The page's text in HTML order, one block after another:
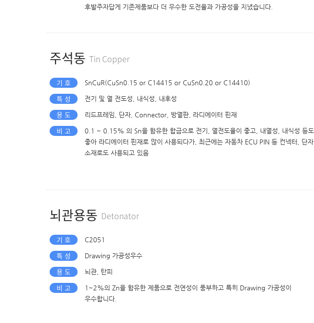
후발주자답게 기존제품보다 더 우수한 도전율과 가공성을 지녔습니다.
주석동 Tin Copper
기 호 SnCuR(CuSn0.15 or C14415 or CuSn0.20 or C14410)
특 성 전기 및 열 전도성, 내식성, 내후성
용 도 리드프레임, 단자, Connector, 방열판, 라디에이터 핀재
비 고
0.1 ~ 0.15% 의 Sn을 함유한 합금으로 전기, 열전도율이 좋고, 내열성, 내식성 등도
좋아 라디에이터 핀재로 많이 사용되다가, 최근에는 자동차 ECU PIN 등 컨넥터, 단자
소재로도 사용되고 있음
뇌관용동 Detonator
기 호 C2051
특 성 Drawing 가공성우수
용 도 뇌관, 탄피
비 고
1~2%의 Zn을 함유한 제품으로 전연성이 풍부하고 특히 Drawing 가공성이
우수합니다.